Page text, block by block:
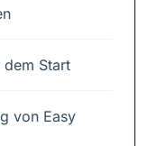
dem Start
von Easy